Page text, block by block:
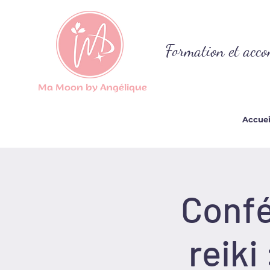
Formation et
Ma Moon by Angélique
reiki